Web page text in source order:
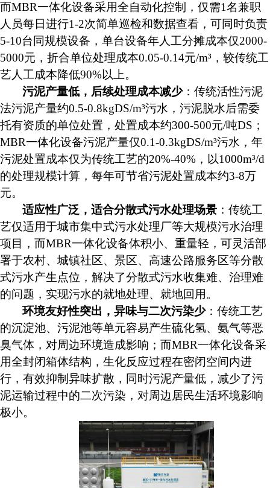
而MBR一体化设备采用全自动化控制，仅需1名兼职
人员每日进行1-2次简单巡检和数据查看，可同时负责
5-10台同规模设备，单台设备年人工分摊成本仅2000-
5000元，折合单位处理成本0.05-0.14元/m³，较传统工
艺人工成本降低90%以上。
污泥产量低，后续处理成本减少：传统活性污泥
法污泥产量约0.5-0.8kgDS/m³污水，污泥脱水后需委
托有资质的单位处置，处置成本约300-500元/吨DS；
MBR一体化设备污泥产量仅0.1-0.3kgDS/m³污水，年
污泥处置成本仅为传统工艺的20%-40%，以1000m³/d
的处理规模计算，每年可节省污泥处置成本约3-8万
元。
适应性广泛，适合分散式污水处理场景 ：传统工
艺仅适用于城市集中式污水处理厂等大规模污水治理
项目，而MBR一体化设备体积小、重量轻，可灵活部
署于农村、城镇社区、景区、高速公路服务区等分散
式污水产生点位，解决了分散式污水收集难、治理难
的问题，实现污水的就地处理、就地回用。
环境友好性突出，异味与二次污染少：传统工艺
的沉淀池、污泥池等单元容易产生硫化氢、氨气等恶
臭气体，对周边环境造成影响；而MBR一体化设备采
用全封闭箱体结构，生化反应过程在密闭空间内进
行，有效抑制异味扩散，同时污泥产量低，减少了污
泥运输过程中的二次污染，对周边居民生活环境影响
极小。